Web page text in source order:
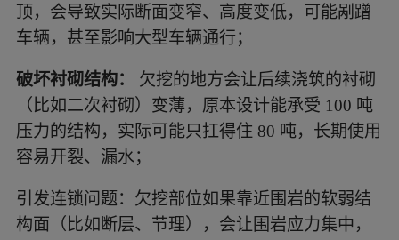
顶，会导致实际断面变窄、高度变低，可能剐蹭
车辆，甚至影响大型车辆通行；
破坏衬砌结构： 欠挖的地方会让后续浇筑的衬砌
（比如二次衬砌）变薄，原本设计能承受 100 吨
压力的结构，实际可能只扛得住 80 吨，长期使用
容易开裂、漏水；
引发连锁问题：欠挖部位如果靠近围岩的软弱结
构面（比如断层、节理），会让围岩应力集中，